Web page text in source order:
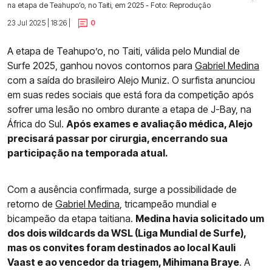
na etapa de Teahupo’o, no Taiti, em 2025 - Foto: Reprodução
23 Jul 2025 | 18:26 |
0
A etapa de Teahupo’o, no Taiti, válida pelo Mundial de
Surfe 2025, ganhou novos contornos para Gabriel Medina
com a saída do brasileiro Alejo Muniz. O surfista anunciou
em suas redes sociais que está fora da competição após
sofrer uma lesão no ombro durante a etapa de J-Bay, na
África do Sul. Após exames e avaliação médica, Alejo
precisará passar por cirurgia, encerrando sua
participação na temporada atual.
Com a ausência confirmada, surge a possibilidade de
retorno de Gabriel Medina, tricampeão mundial e
bicampeão da etapa taitiana. Medina havia solicitado um
dos dois wildcards da WSL (Liga Mundial de Surfe),
mas os convites foram destinados ao local Kauli
Vaast e ao vencedor da triagem, Mihimana Braye. A